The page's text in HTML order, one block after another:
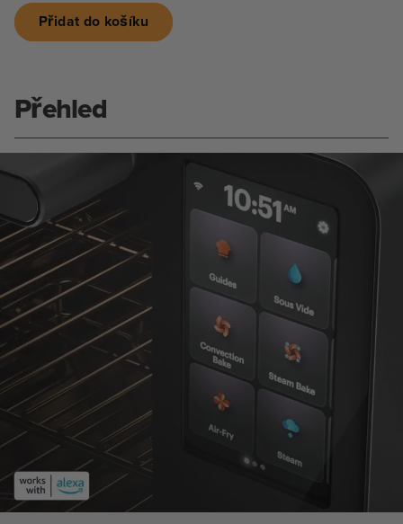
Přidat do košíku
Přehled